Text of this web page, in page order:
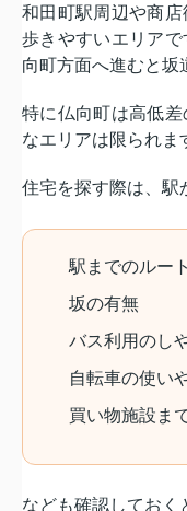
和田町駅周辺や商
歩きやすいエリア
向町方面へ進むと坂
特に仏向町は高低
なエリアは限られま
住宅を探す際は、駅
駅までのルート
坂の有無
バス利用のし
自転車の使い
買い物施設ま
なども確認しておく